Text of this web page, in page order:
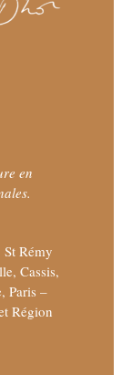
en
Rémy
Cassis,
Paris –
Région